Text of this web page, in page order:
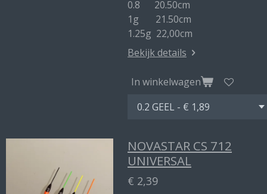
0.8 20.50cm
1g 21.50cm
1.25g 22,00cm
Bekijk details
In winkelwagen
NOVASTAR CS 712
UNIVERSAL
€ 2,39